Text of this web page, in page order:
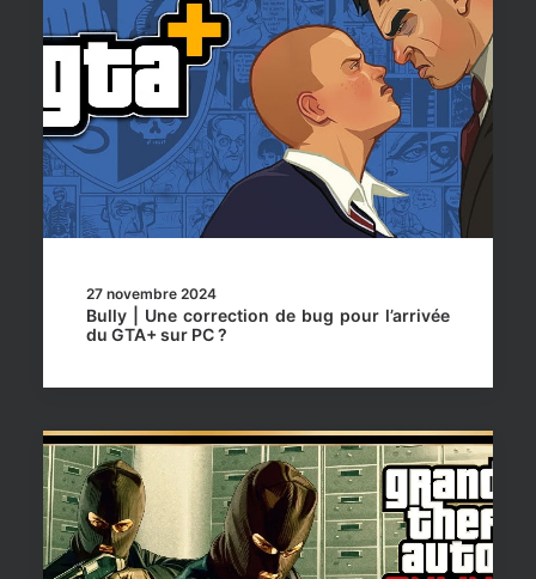
27 novembre 2024
Bully | Une correction de bug pour l’arrivée
du GTA+ sur PC ?